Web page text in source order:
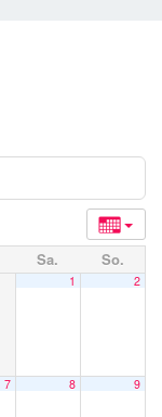
Sa. So.
1 2
7 8 9